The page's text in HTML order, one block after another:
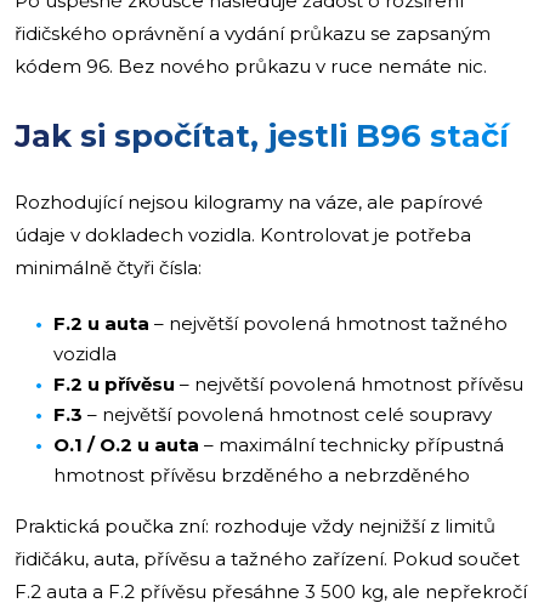
řidičského oprávnění a vydání průkazu se zapsaným
kódem 96. Bez nového průkazu v ruce nemáte nic.
Jak si spočítat, jestli B96 stačí
Rozhodující nejsou kilogramy na váze, ale papírové
údaje v dokladech vozidla. Kontrolovat je potřeba
minimálně čtyři čísla:
F.2 u auta – největší povolená hmotnost tažného
vozidla
F.2 u přívěsu – největší povolená hmotnost přívěsu
F.3 – největší povolená hmotnost celé soupravy
O.1 / O.2 u auta – maximální technicky přípustná
hmotnost přívěsu brzděného a nebrzděného
Praktická poučka zní: rozhoduje vždy nejnižší z limitů
řidičáku, auta, přívěsu a tažného zařízení. Pokud součet
F.2 auta a F.2 přívěsu přesáhne 3 500 kg, ale nepřekročí